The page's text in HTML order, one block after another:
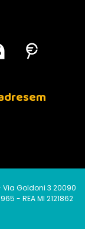
Goldoni 3 20090
- REA MI 2121862